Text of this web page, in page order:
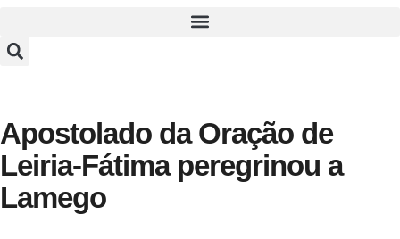
Apostolado da Oração de
Leiria-Fátima peregrinou a
Lamego